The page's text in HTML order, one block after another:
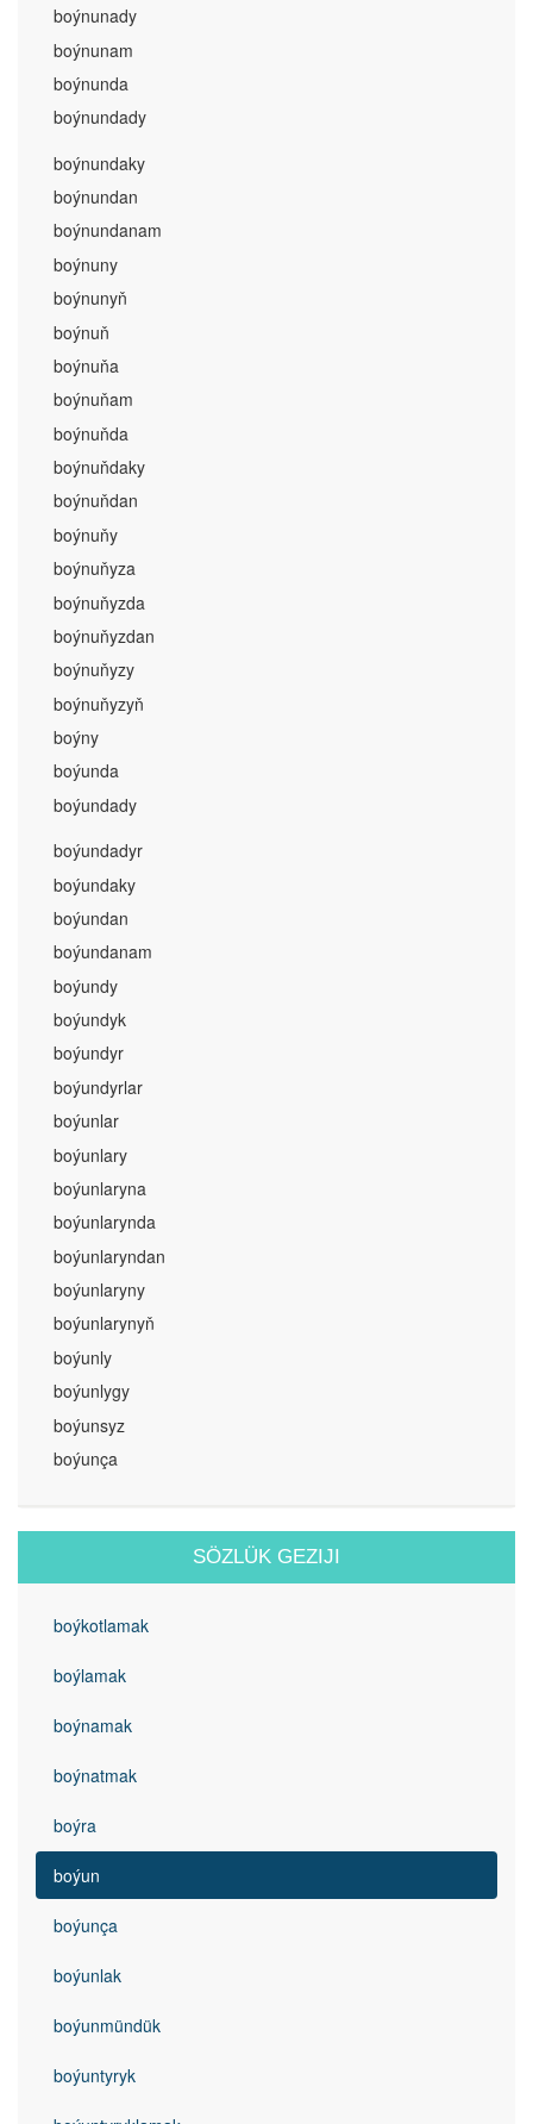
boýnunady
boýnunam
boýnunda
boýnundady
boýnundaky
boýnundan
boýnundanam
boýnuny
boýnunyň
boýnuň
boýnuňa
boýnuňam
boýnuňda
boýnuňdaky
boýnuňdan
boýnuňy
boýnuňyza
boýnuňyzda
boýnuňyzdan
boýnuňyzy
boýnuňyzyň
boýny
boýunda
boýundady
boýundadyr
boýundaky
boýundan
boýundanam
boýundy
boýundyk
boýundyr
boýundyrlar
boýunlar
boýunlary
boýunlaryna
boýunlarynda
boýunlaryndan
boýunlaryny
boýunlarynyň
boýunly
boýunlygy
boýunsyz
boýunça
SÖZLÜK GEZIJI
boýkotlamak
boýlamak
boýnamak
boýnatmak
boýra
boýun
boýunça
boýunlak
boýunmündük
boýuntyryk